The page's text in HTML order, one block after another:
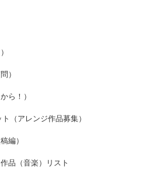
）
ら！）
（アレンジ作品募集）
編）
品（音楽）リスト